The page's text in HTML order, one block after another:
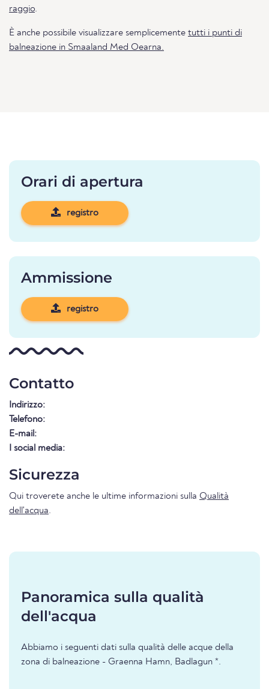
raggio.
È anche possibile visualizzare semplicemente tutti i punti di
balneazione in Smaaland Med Oearna.
Orari di apertura
registro
Ammissione
registro
Contatto
Indirizzo:
Telefono:
E-mail:
I social media:
Sicurezza
Qui troverete anche le ultime informazioni sulla Qualità
dell'acqua.
Panoramica sulla qualità
dell'acqua
Abbiamo i seguenti dati sulla qualità delle acque della
zona di balneazione - Graenna Hamn, Badlagun *.